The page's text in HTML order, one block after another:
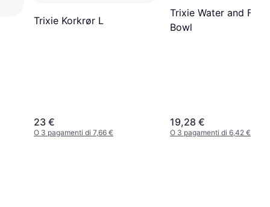
Trixie Korkrør L
23 €
O 3 pagamenti di 7,66 €
Trixie Water and Food
Bowl
19,28 €
O 3 pagamenti di 6,42 €